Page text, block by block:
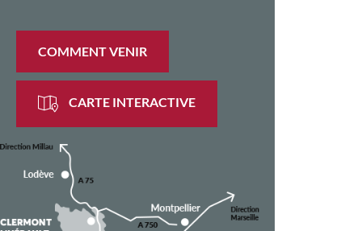
COMMENT VENIR
CARTE INTERACTIVE